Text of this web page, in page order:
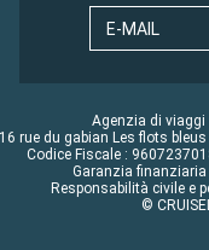
E-MAIL
Agenzia di viaggi
16 rue du gabian Les flots
Codice Fiscale :
Garanzia
Responsabilità civile e
©